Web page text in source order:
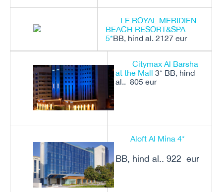
LE ROYAL MERIDIEN
BEACH RESORT&SPA
5*BB, hind al. 2127 eur
Citymax Al Barsha
at the Mall 3* BB, hind
al.. 805 eur
Aloft Al Mina 4*
BB, hind al.. 922 eur